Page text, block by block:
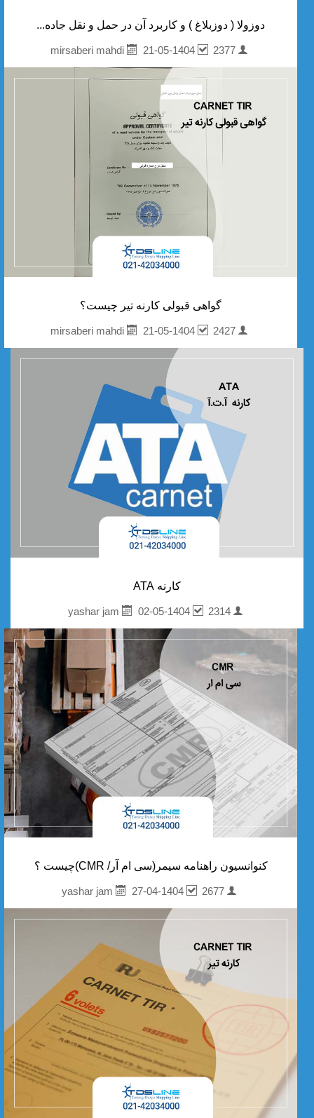
دوزولا ( دوزبلاغ ) و کاربرد آن در حمل و نقل جاده...
mirsaberi mahdi
21-05-1404 2377
گواهی قبولی کارنه تیر چیست؟
mirsaberi mahdi
21-05-1404 2427
کارنه ATA
yashar jam
02-05-1404 2314
کنوانسیون راهنامه سیمر(سی ام آر/ CMR)چیست ؟
yashar jam
27-04-1404 2677